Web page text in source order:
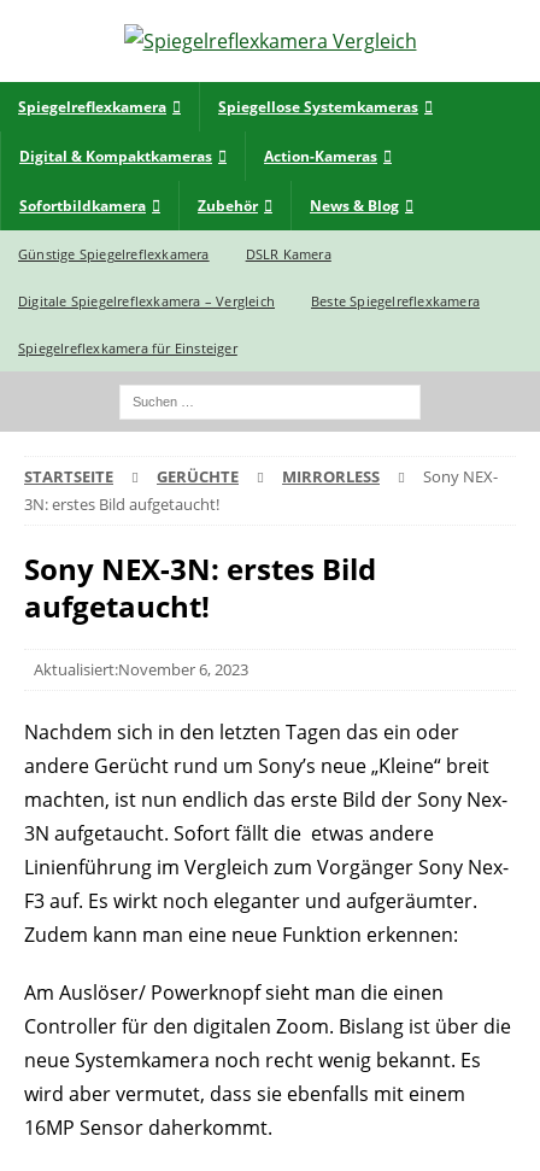
Spiegelreflexkamera Spiegellose Systemkameras
Digital & Kompaktkameras Action-Kameras
Sofortbildkamera Zubehör News & Blog
Günstige Spiegelreflexkamera DSLR Kamera
Digitale Spiegelreflexkamera – Vergleich Beste Spiegelreflexkamera
Spiegelreflexkamera für Einsteiger
STARTSEITE GERÜCHTE MIRRORLESS
Sony NEX-
3N: erstes Bild aufgetaucht!
Sony NEX-3N: erstes Bild
aufgetaucht!
Aktualisiert:November 6, 2023
Nachdem sich in den letzten Tagen das ein oder
andere Gerücht rund um Sony’s neue „Kleine“ breit
machten, ist nun endlich das erste Bild der Sony Nex-
3N aufgetaucht. Sofort fällt die etwas andere
Linienführung im Vergleich zum Vorgänger Sony Nex-
F3 auf. Es wirkt noch eleganter und aufgeräumter.
Zudem kann man eine neue Funktion erkennen:
Am Auslöser/ Powerknopf sieht man die einen
Controller für den digitalen Zoom. Bislang ist über die
neue Systemkamera noch recht wenig bekannt. Es
wird aber vermutet, dass sie ebenfalls mit einem
16MP Sensor daherkommt.